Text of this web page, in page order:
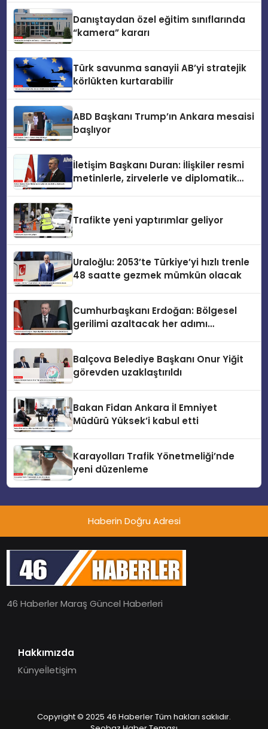
Danıştaydan özel eğitim sınıflarında
“kamera” kararı
Türk savunma sanayii AB’yi stratejik
körlükten kurtarabilir
ABD Başkanı Trump’ın Ankara mesaisi
başlıyor
İletişim Başkanı Duran: İlişkiler resmi
metinlerle, zirvelerle ve diplomatik
Trafikte yeni yaptırımlar geliyor
Uraloğlu: 2053’te Türkiye’yi hızlı trenle
48 saatte gezmek mümkün olacak
Cumhurbaşkanı Erdoğan: Bölgesel
gerilimi azaltacak her adımı
Balçova Belediye Başkanı Onur Yiğit
görevden uzaklaştırıldı
Bakan Fidan Ankara İl Emniyet
Müdürü Yüksek’i kabul etti
Karayolları Trafik Yönetmeliği’nde
yeni düzenleme
Haberin Doğru Adresi
46 Haberler Maraş Güncel Haberleri
Hakkımızda
Künyeİletişim
Copyright © 2025 46 Haberler Tüm hakları saklıdır.